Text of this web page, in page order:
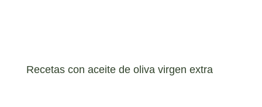
Recetas con aceite de oliva virgen extra